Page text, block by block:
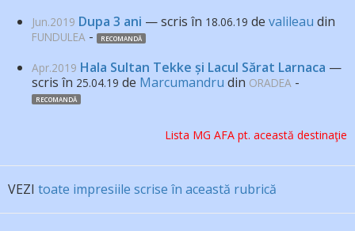
Jun.2019 Dupa 3 ani — scris în 18.06.19 de valileau din
FUNDULEA - RECOMANDĂ
Apr.2019 Hala Sultan Tekke și Lacul Sărat Larnaca —
scris în 25.04.19 de Marcumandru din ORADEA -
RECOMANDĂ
Lista MG AFA pt. această destinaţie
VEZI toate impresiile scrise în această rubrică